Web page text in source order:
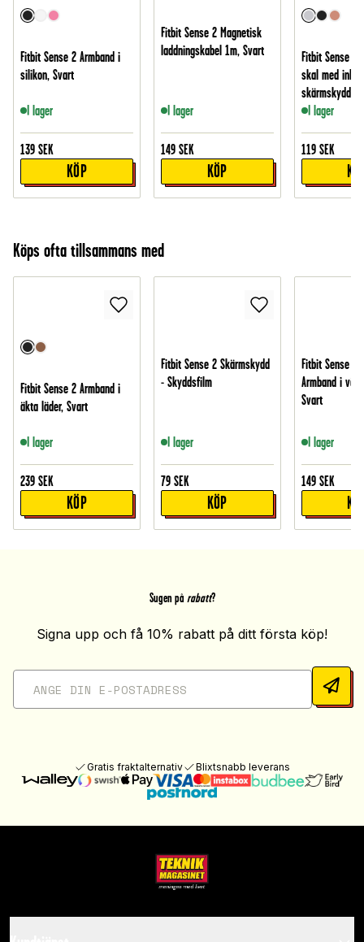
Fitbit Sense 2 Armband i
silikon, Svart
I lager
139 SEK
KÖP
Fitbit Sense 2 Magnetisk
laddningskabel 1m, Svart
I lager
149 SEK
KÖP
Fitbit Sense 2
skal med
skärmskydd,
I lager
119 SEK
Köps ofta tillsammans med
Fitbit Sense 2 Armband i
äkta läder, Svart
I lager
239 SEK
KÖP
Fitbit Sense 2 Skärmskydd
- Skyddsfilm
I lager
79 SEK
KÖP
Fitbit Sense
Armband i
Svart
I lager
149 SEK
Sugen på rabatt?
Signa upp och få 10% rabatt på ditt första köp!
Gratis fraktalternativ Blixtsnabb leverans